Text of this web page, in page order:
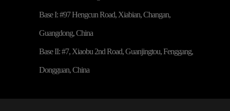
Base I: #97 Hengcun Road, Xiabian, Changan,
Guangdong, China
Base II: #7, Xiaobu 2nd Road, Guanjingtou, Fenggang,
Dongguan, China